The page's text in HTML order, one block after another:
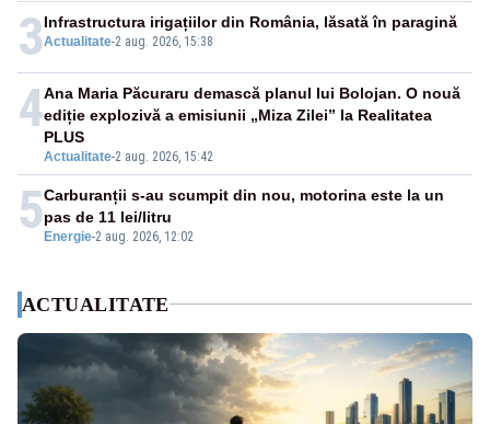
3Actualitate-2 aug. 2026, 15:38
Infrastructura irigațiilor din România, lăsată în paragină
4
Actualitate-2 aug. 2026, 15:42
Ana Maria Păcuraru demască planul lui Bolojan. O nouă
ediție explozivă a emisiunii „Miza Zilei” la Realitatea
PLUS
5Energie-2 aug. 2026, 12:02
Carburanții s-au scumpit din nou, motorina este la un
pas de 11 lei/litru
ACTUALITATE